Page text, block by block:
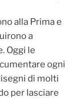
alla Prima e
a
Oggi le
ogni
di molti
per lasciare